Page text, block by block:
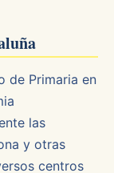
de Primaria en
las
y otras
centros